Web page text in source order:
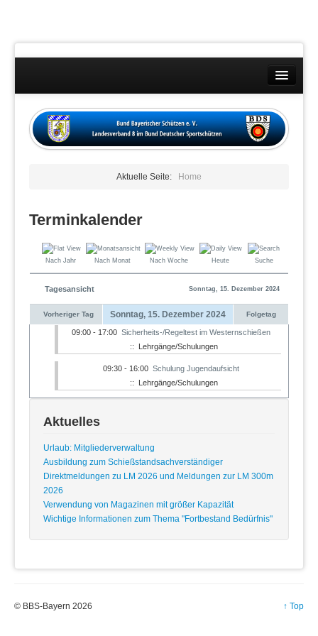
Wettkämpfe
Datenschutzübersicht
Aktuelle Seite: Home
Terminkalender
Nach Jahr Nach Monat Nach Woche Heute Suche
Tagesansicht Sonntag, 15. Dezember 2024
Vorheriger Tag Sonntag, 15. Dezember 2024 Folgetag
09:00 - 17:00 Sicherheits-/Regeltest im Westernschießen
:: Lehrgänge/Schulungen
09:30 - 16:00 Schulung Jugendaufsicht
:: Lehrgänge/Schulungen
Aktuelles
Urlaub: Mitgliederverwaltung
Ausbildung zum Schießstandsachverständiger
Direktmeldungen zu LM 2026 und Meldungen zur LM 300m
2026
Verwendung von Magazinen mit größer Kapazität
Wichtige Informationen zum Thema "Fortbestand Bedürfnis"
↑ Top
© BBS-Bayern 2026